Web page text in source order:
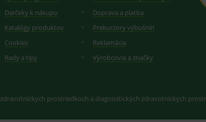
Darčeky k nákupu
Katalógy produktov
Cookies
Rady a tipy
Doprava a platba
Prekurzory výbušnín
Reklamácia
Výrobcovia a značky
prostriedkoch a diagnostických zdravotníckych